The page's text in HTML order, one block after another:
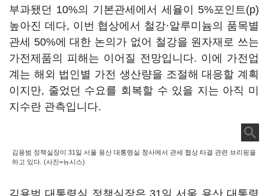
부과됐던 10%의 기본관세에서 세율이 5%포인트(p)
높아진 데다, 이번 협상에서 철강·알루미늄의 품목별
관세 50%에 대한 논의가 없어 철강을 원자재로 쓰는
가전제품의 피해는 이어질 전망입니다. 이에 가전업
계는 해외 법인별 가전 생산량을 조절해 대응할 계획
이지만, 줄었던 수요를 회복할 수 있을 지는 아직 미
지수란 관측입니다.
김용범 정책실장이 31일 서울 용산 대통령실 청사에서 관세 협상 타결 관련 브리핑을
하고 있다. (사진=뉴시스)
김용범 대통령실 정책실장은 31일 서울 용산 대통령